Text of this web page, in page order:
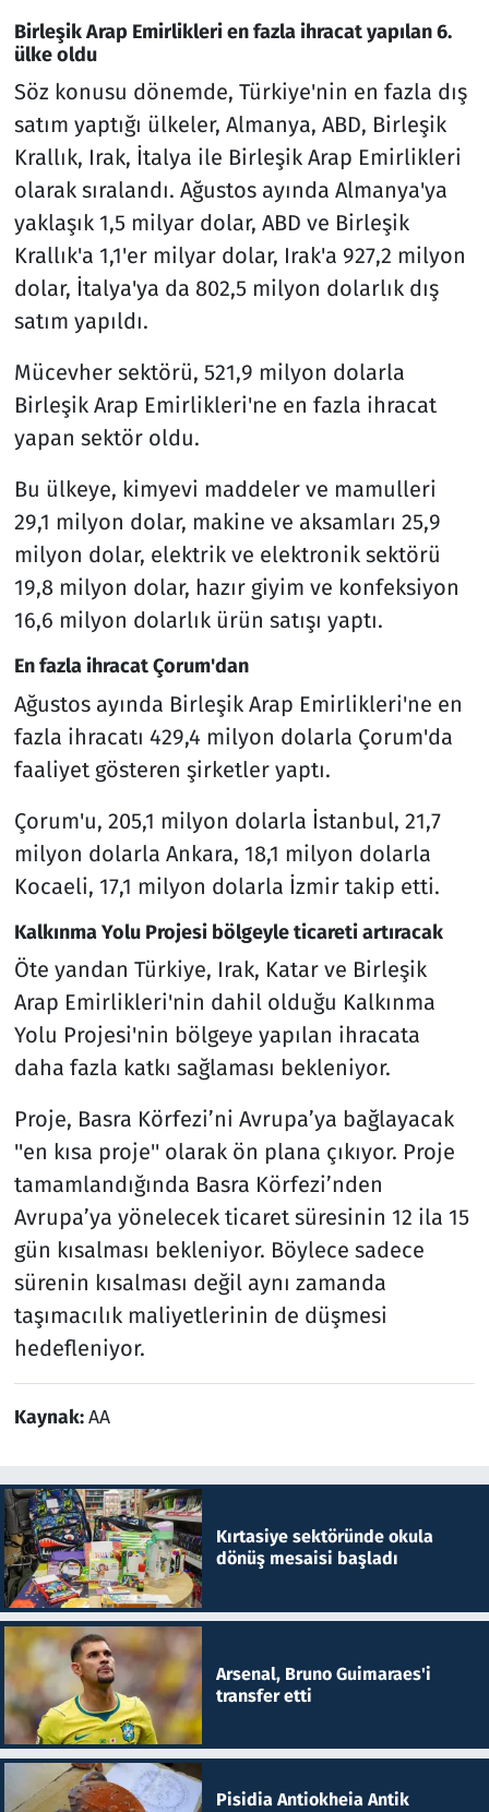
Birleşik Arap Emirlikleri en fazla ihracat yapılan 6.
ülke oldu
Söz konusu dönemde, Türkiye'nin en fazla dış
satım yaptığı ülkeler, Almanya, ABD, Birleşik
Krallık, Irak, İtalya ile Birleşik Arap Emirlikleri
olarak sıralandı. Ağustos ayında Almanya'ya
yaklaşık 1,5 milyar dolar, ABD ve Birleşik
Krallık'a 1,1'er milyar dolar, Irak'a 927,2 milyon
dolar, İtalya'ya da 802,5 milyon dolarlık dış
satım yapıldı.
Mücevher sektörü, 521,9 milyon dolarla
Birleşik Arap Emirlikleri'ne en fazla ihracat
yapan sektör oldu.
Bu ülkeye, kimyevi maddeler ve mamulleri
29,1 milyon dolar, makine ve aksamları 25,9
milyon dolar, elektrik ve elektronik sektörü
19,8 milyon dolar, hazır giyim ve konfeksiyon
16,6 milyon dolarlık ürün satışı yaptı.
En fazla ihracat Çorum'dan
Ağustos ayında Birleşik Arap Emirlikleri'ne en
fazla ihracatı 429,4 milyon dolarla Çorum'da
faaliyet gösteren şirketler yaptı.
Çorum'u, 205,1 milyon dolarla İstanbul, 21,7
milyon dolarla Ankara, 18,1 milyon dolarla
Kocaeli, 17,1 milyon dolarla İzmir takip etti.
Kalkınma Yolu Projesi bölgeyle ticareti artıracak
Öte yandan Türkiye, Irak, Katar ve Birleşik
Arap Emirlikleri'nin dahil olduğu Kalkınma
Yolu Projesi'nin bölgeye yapılan ihracata
daha fazla katkı sağlaması bekleniyor.
Proje, Basra Körfezi’ni Avrupa’ya bağlayacak
''en kısa proje'' olarak ön plana çıkıyor. Proje
tamamlandığında Basra Körfezi’nden
Avrupa’ya yönelecek ticaret süresinin 12 ila 15
gün kısalması bekleniyor. Böylece sadece
sürenin kısalması değil aynı zamanda
taşımacılık maliyetlerinin de düşmesi
hedefleniyor.
Kaynak:AA
Kırtasiye sektöründe okula
dönüş mesaisi başladı
Arsenal, Bruno Guimaraes'i
transfer etti
Pisidia Antiokheia Antik